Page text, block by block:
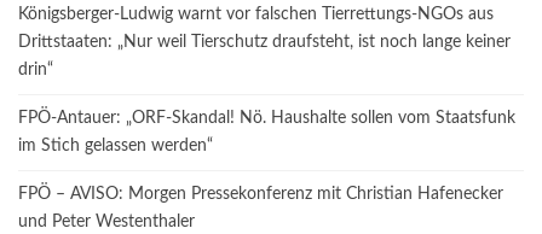
Königsberger-Ludwig warnt vor falschen Tierrettungs-NGOs aus
Drittstaaten: „Nur weil Tierschutz draufsteht, ist noch lange keiner
drin“
FPÖ-Antauer: „ORF-Skandal! Nö. Haushalte sollen vom Staatsfunk
im Stich gelassen werden“
FPÖ – AVISO: Morgen Pressekonferenz mit Christian Hafenecker
und Peter Westenthaler